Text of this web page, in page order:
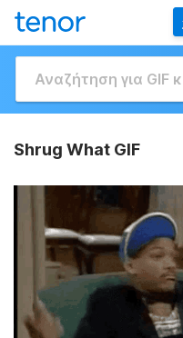
Shrug What GIF